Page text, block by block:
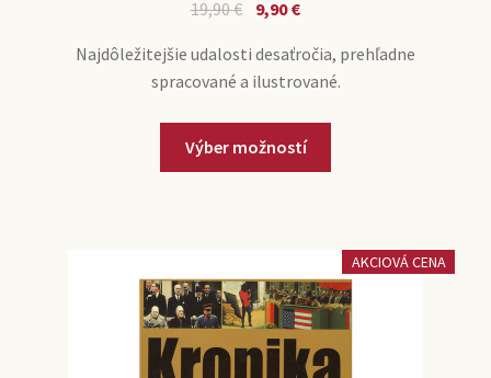
19,90€ 9,90€
Najdôležitejšie udalosti desaťročia, prehľadne
spracované a ilustrované.
Výber možností
AKCIOVÁ CENA